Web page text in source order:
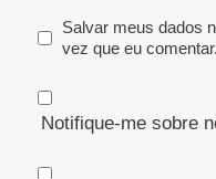
Salvar meus dados
vez que eu comentar.
Notifique-me sobre